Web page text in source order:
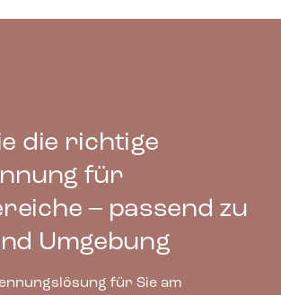
die richtige
für
– passend zu
Umgebung
für Sie am